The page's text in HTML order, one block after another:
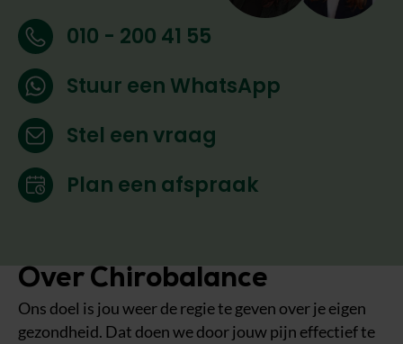
010 - 200 41 55
Stuur een WhatsApp
Stel een vraag
Plan een afspraak
Over Chirobalance
Ons doel is jou weer de regie te geven over je eigen
gezondheid. Dat doen we door jouw pijn effectief te